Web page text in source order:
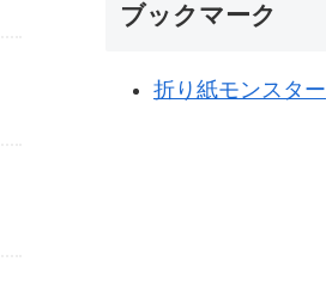
ブックマーク
折り紙モンスター